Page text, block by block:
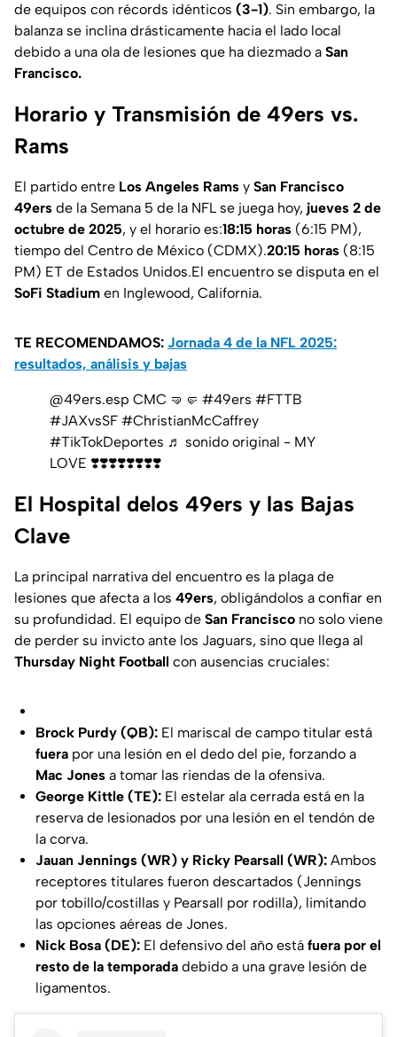
de equipos con récords idénticos (3-1). Sin embargo, la
balanza se inclina drásticamente hacia el lado local
debido a una ola de lesiones que ha diezmado a San
Francisco.
Horario y Transmisión de 49ers vs.
Rams
El partido entre Los Angeles Rams y San Francisco
49ers de la Semana 5 de la NFL se juega hoy, jueves 2 de
octubre de 2025, y el horario es:18:15 horas (6:15 PM),
tiempo del Centro de México (CDMX).20:15 horas (8:15
PM) ET de Estados Unidos.El encuentro se disputa en el
SoFi Stadium en Inglewood, California.
TE RECOMENDAMOS: Jornada 4 de la NFL 2025:
resultados, análisis y bajas
@49ers.esp CMC 🤜🤛 #49ers #FTTB
#JAXvsSF #ChristianMcCaffrey
#TikTokDeportes ♬ sonido original - MY
LOVE ❣️❣️❣️❣️❣️❣️❣️❣️
El Hospital delos 49ers y las Bajas
Clave
La principal narrativa del encuentro es la plaga de
lesiones que afecta a los 49ers, obligándolos a confiar en
su profundidad. El equipo de San Francisco no solo viene
de perder su invicto ante los Jaguars, sino que llega al
Thursday Night Football con ausencias cruciales:
Brock Purdy (QB): El mariscal de campo titular está
fuera por una lesión en el dedo del pie, forzando a
Mac Jones a tomar las riendas de la ofensiva.
George Kittle (TE): El estelar ala cerrada está en la
reserva de lesionados por una lesión en el tendón de
la corva.
Jauan Jennings (WR) y Ricky Pearsall (WR): Ambos
receptores titulares fueron descartados (Jennings
por tobillo/costillas y Pearsall por rodilla), limitando
las opciones aéreas de Jones.
Nick Bosa (DE): El defensivo del año está fuera por el
resto de la temporada debido a una grave lesión de
ligamentos.